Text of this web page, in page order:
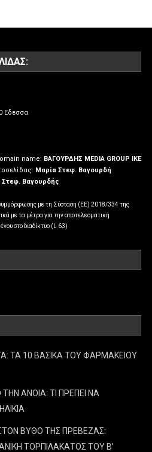
Εδεσσα
name: ΒΑΓΟΥΡΔΗΣ MEDIA GROUP IKE
Μαρία Στεφ. Βαγουρδή
Στεφ. Βαγουρδής
με τη Σύσταση (ΕΕ) 2018/334 της
με τα μέτρα για την αποτελεσματική
στο διαδίκτυο (L 63)
ΤΑ 10 ΒΑΣΙΚΑ ΤΟΥ ΦΑΡΜΑΚΕΙΟΥ
ΑΝΟΙΑ: ΤΙ ΠΡΕΠΕΙ ΝΑ
ΒΥΘΟ ΤΗΣ ΠΡΕΒΕΖΑΣ:
ΤΟΡΠΙΛΑΚΑΤΟΣ ΤΟΥ Β’